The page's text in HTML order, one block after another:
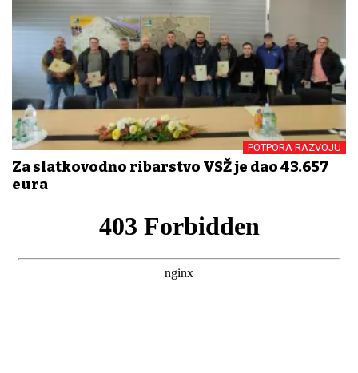
POTPORA RAZVOJU
Za slatkovodno ribarstvo VSŽ je dao 43.657
eura